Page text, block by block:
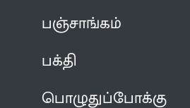
பஞ்சாங்கம்
பக்தி
பொழுதுப்போக்கு